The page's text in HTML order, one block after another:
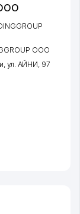
ООО
ООО
, ул. АЙНИ, 97